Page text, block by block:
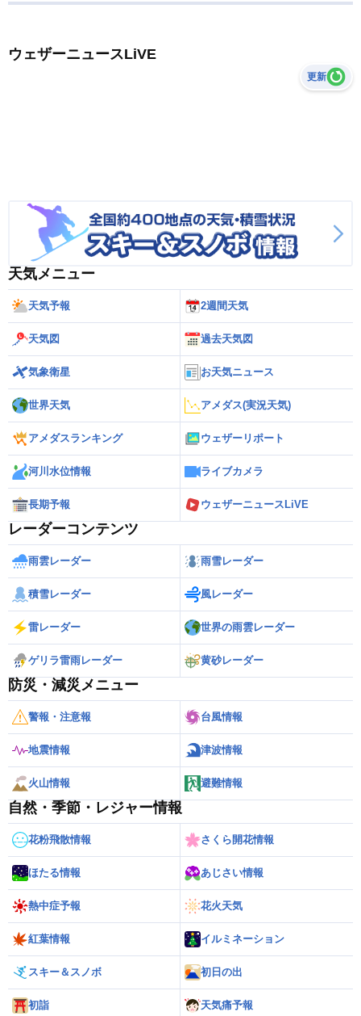
ウェザーニュースLiVE
更新
天気メニュー
天気予報 2週間天気
天気図 過去天気図
気象衛星 お天気ニュース
世界天気 アメダス(実況天気)
アメダスランキング ウェザーリポート
河川水位情報 ライブカメラ
長期予報 ウェザーニュースLiVE
レーダーコンテンツ
雨雲レーダー 雨雪レーダー
積雪レーダー 風レーダー
雷レーダー 世界の雨雲レーダー
ゲリラ雷雨レーダー 黄砂レーダー
防災・減災メニュー
警報・注意報 台風情報
地震情報 津波情報
火山情報 避難情報
自然・季節・レジャー情報
花粉飛散情報 さくら開花情報
ほたる情報 あじさい情報
熱中症予報 花火天気
紅葉情報 イルミネーション
スキー＆スノボ 初日の出
初詣 天気痛予報